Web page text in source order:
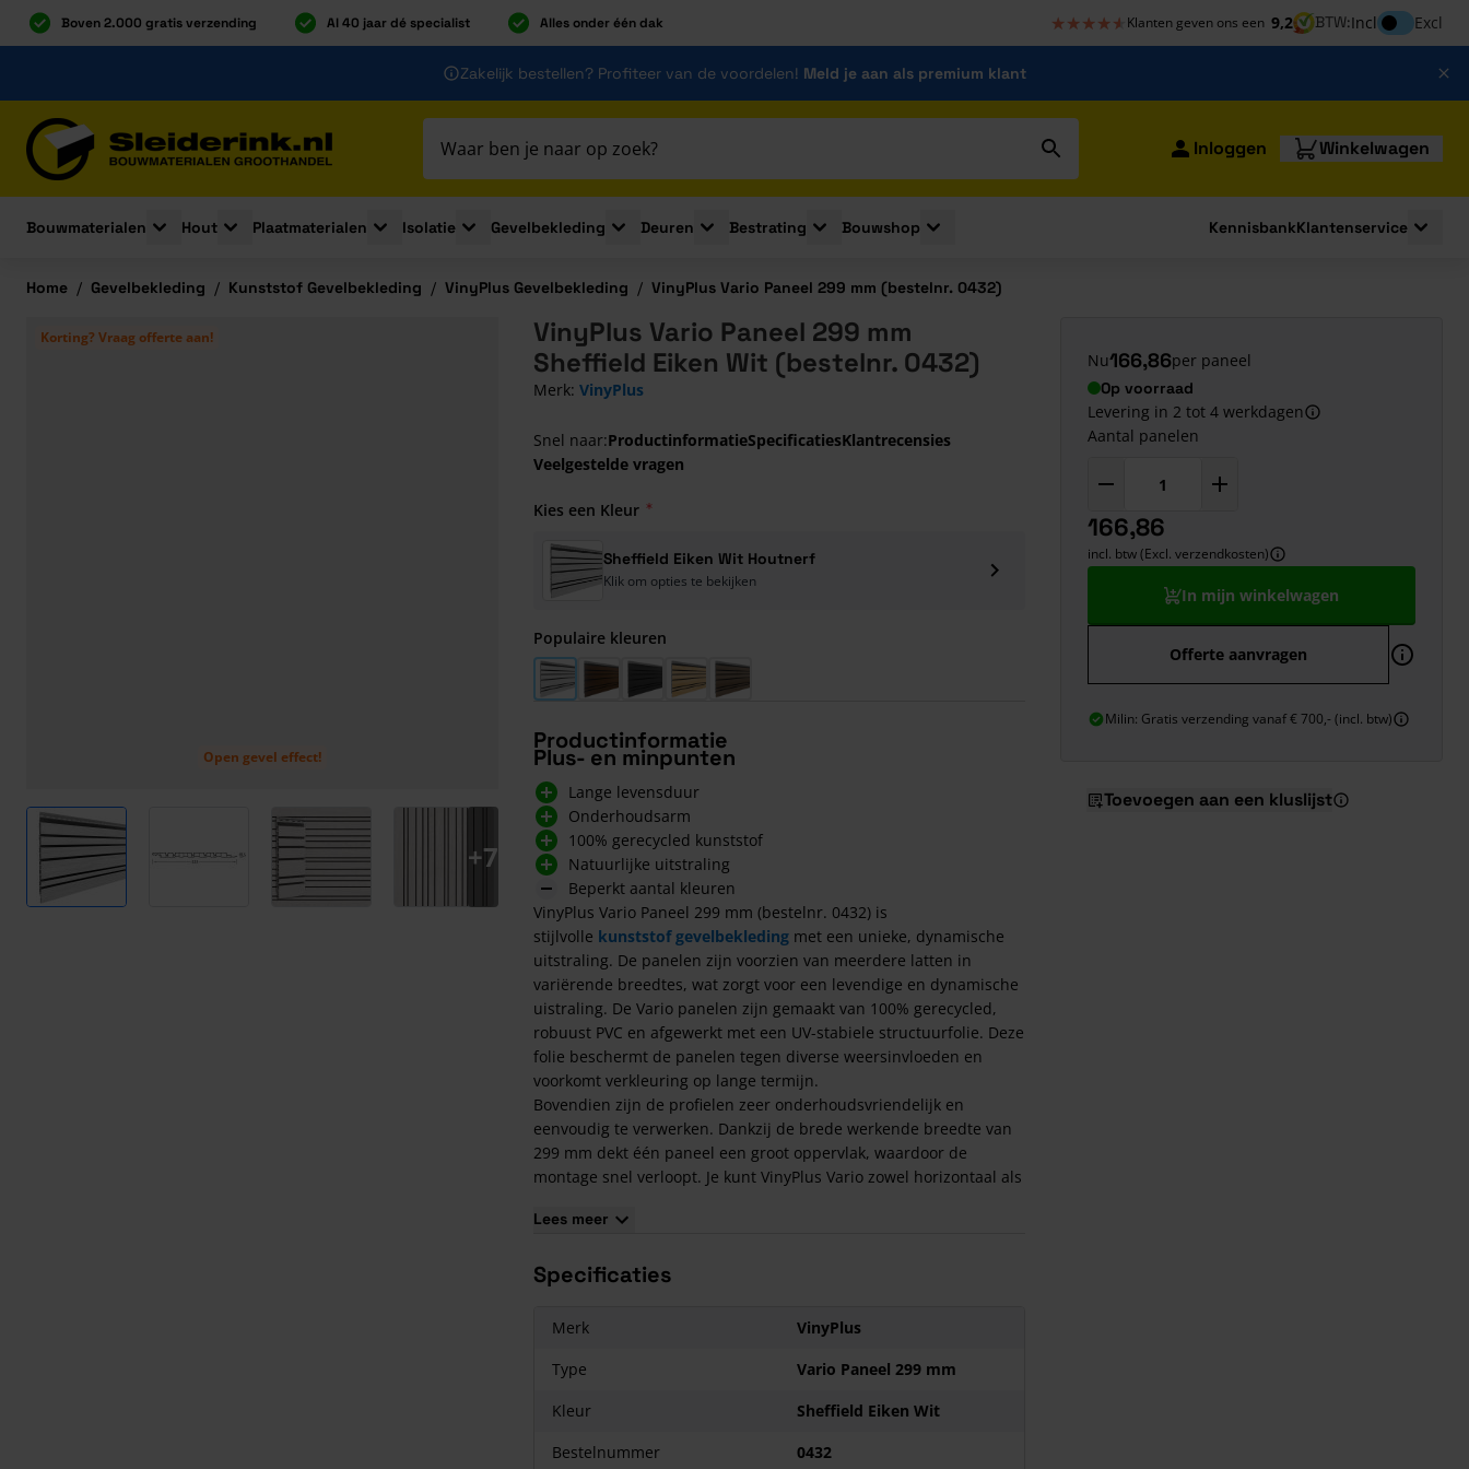
Boven 2.000 gratis verzending Al 40 jaar dé specialist Alles onder één dak ★★★★★
★★★★★ Klanten geven ons een 9,2 BTW:InclInclusief btw
Excl
Zakelijk bestellen? Profiteer van de voordelen! Meld je aan als premium klant
Inloggen Winkelwagen
Bouwmaterialen
Toggle submenu for Bouwmaterialen
Hout
Toggle submenu for Hout
Plaatmaterialen
Toggle submenu for Plaatmaterialen
Isolatie
Toggle submenu for Isolatie
Gevelbekleding
Toggle submenu for Gevelbekleding
Deuren
Toggle submenu for Deuren
Bestrating
Toggle submenu for Bestrating
Bouwshop
Toggle submenu for Bouwshop
KennisbankKlantenservice
Home / Gevelbekleding / Kunststof Gevelbekleding / VinyPlus Gevelbekleding / VinyPlus Vario Paneel 299 mm (bestelnr. 0432)
Korting? Vraag offerte aan!
Open gevel effect!
View larger image View larger imageView larger image View larger image
+7
VinyPlus Vario Paneel 299 mm
Sheffield Eiken Wit (bestelnr. 0432)
Merk: VinyPlus
Snel naar:ProductinformatieSpecificatiesKlantrecensies
Veelgestelde vragen
Kies een Kleur
Sheffield Eiken Wit Houtnerf
Klik om opties te bekijken
Populaire kleuren
Sheffield Eiken Wit Houtnerf
Turners Eiken Bruin Houtnerf
Kitami Eiken Houtnerf
Turners Eiken Houtnerf
Vergrijsd Red Cedar Houtnerf
Productinformatie
Plus- en minpunten
Lange levensduur
Onderhoudsarm
100% gerecycled kunststof
Natuurlijke uitstraling
Beperkt aantal kleuren
VinyPlus Vario Paneel 299 mm (bestelnr. 0432) is
stijlvolle kunststof gevelbekleding met een unieke, dynamische
uitstraling. De panelen zijn voorzien van meerdere latten in
variërende breedtes, wat zorgt voor een levendige en dynamische
uistraling. De Vario panelen zijn gemaakt van 100% gerecycled,
robuust PVC en afgewerkt met een UV-stabiele structuurfolie. Deze
folie beschermt de panelen tegen diverse weersinvloeden en
voorkomt verkleuring op lange termijn.
Bovendien zijn de profielen zeer onderhoudsvriendelijk en
eenvoudig te verwerken. Dankzij de brede werkende breedte van
299 mm dekt één paneel een groot oppervlak, waardoor de
montage snel verloopt. Je kunt VinyPlus Vario zowel horizontaal als
producten uit het
Welke hulpprofielen heb je nodig bij VinyPlus Vario Paneel?
Eindprofiel (0403)
Montage Eindprofiel (0406)
Startprofiel verticale bekleding (0413)
Startprofiel horizontale bekleding (0404)
Ventilatieprofiel (0423)
Lees meer
Specificaties
Merk
VinyPlus
Type
Vario Paneel 299 mm
Kleur
Sheffield Eiken Wit
Bestelnummer
0432
Nu166,86per paneel
Op voorraad
Levering in 2 tot 4 werkdagen
Aantal panelen
166,86
incl. btw (Excl. verzendkosten)
In mijn winkelwagen
Offerte aanvragen
Milin: Gratis verzending vanaf € 700,- (incl. btw)
Toevoegen aan een kluslijst